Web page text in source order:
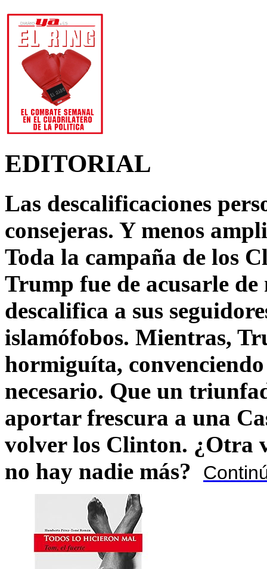
EDITORIAL
Las descalificaciones
consejeras. Y menos
Toda la campaña de los
Trump fue de acusarle
descalifica a sus
islamófobos. Mientras,
hormiguíta,
necesario. Que un
aportar frescura a una
volver los Clinton. ¿Otra
no hay nadie más?